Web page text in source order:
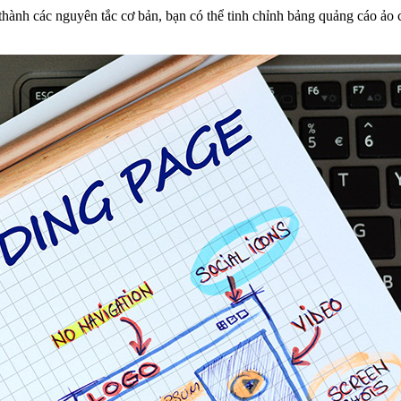
các nguyên tắc cơ bản, bạn có thể tinh chỉnh bảng quảng cáo